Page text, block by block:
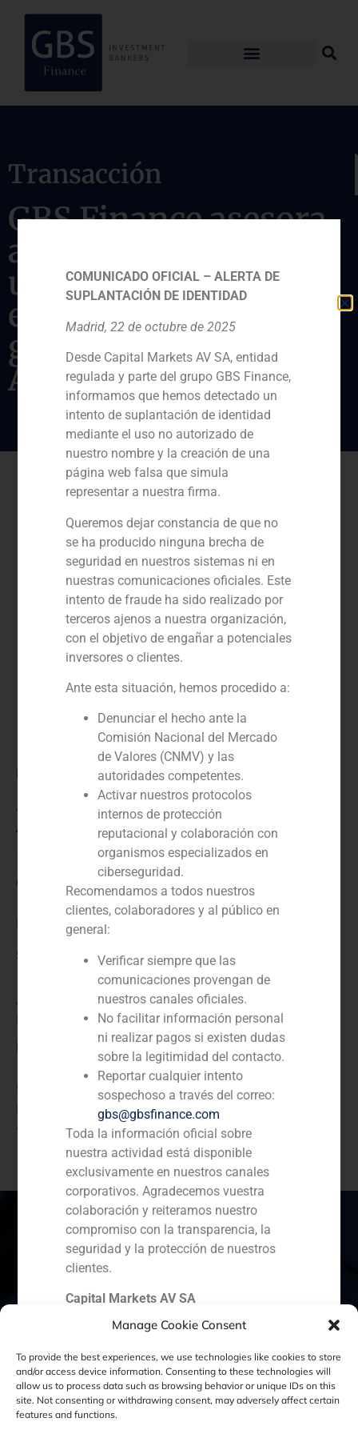
Manage Cookie Consent
To provide the best experiences, we use technologies like cookies to store
and/or access device information. Consenting to these technologies will
allow us to process data such as browsing behavior or unique IDs on this
site. Not consenting or withdrawing consent, may adversely affect certain
features and functions.
Transacción
GBS Finance asesora
al líder exportador de
uva peruano Ecosac
en la entrada del
grupo inversor
Atitlan en su capital
Rol:
Asesor financiero del vendedor
Año:
2024
Cliente:
Servicio / Sector
Agroindustria, alimentación y bebidas,
Finance
Descripción
GBS Finance asesora al líder exportador de uva
peruano Ecosac en la entrada del grupo inversor
Atitlan en su capital
España Portugal
Ecuador Perú
Política de Cookies Política de Privacidad
COMUNICADO OFICIAL – ALERTA DE
SUPLANTACIÓN DE IDENTIDAD
Madrid, 22 de octubre de 2025
Desde Capital Markets AV SA, entidad
regulada y parte del grupo GBS Finance,
informamos que hemos detectado un
intento de suplantación de identidad
mediante el uso no autorizado de
nuestro nombre y la creación de una
página web falsa que simula
representar a nuestra firma.
Queremos dejar constancia de que no
se ha producido ninguna brecha de
seguridad en nuestros sistemas ni en
nuestras comunicaciones oficiales. Este
intento de fraude ha sido realizado por
terceros ajenos a nuestra organización,
con el objetivo de engañar a potenciales
inversores o clientes.
Ante esta situación, hemos procedido a:
Denunciar el hecho ante la
Comisión Nacional del Mercado
de Valores (CNMV) y las
autoridades competentes.
Activar nuestros protocolos
internos de protección
reputacional y colaboración con
organismos especializados en
ciberseguridad.
Recomendamos a todos nuestros
clientes, colaboradores y al público en
general:
Verificar siempre que las
comunicaciones provengan de
nuestros canales oficiales.
No facilitar información personal
ni realizar pagos si existen dudas
sobre la legitimidad del contacto.
Reportar cualquier intento
sospechoso a través del correo:
gbs@gbsfinance.com
Toda la información oficial sobre
nuestra actividad está disponible
exclusivamente en nuestros canales
corporativos. Agradecemos vuestra
colaboración y reiteramos nuestro
compromiso con la transparencia, la
seguridad y la protección de nuestros
clientes.
Capital Markets AV SA
GBS Finance